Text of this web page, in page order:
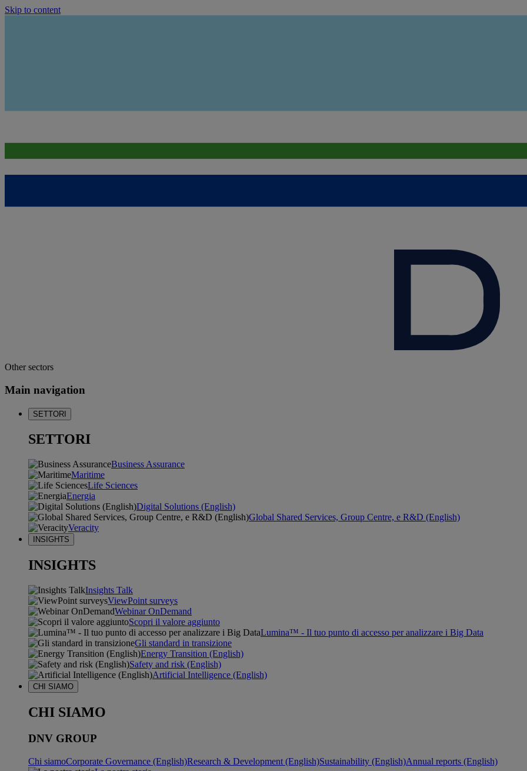
Skip to content
Other sectors
Main navigation
SETTORI
SETTORI
Business Assurance
Maritime
Life Sciences
Energia
Digital Solutions (English)
Global Shared Services, Group Centre, e R&D (English)
Veracity
INSIGHTS
INSIGHTS
Insights Talk
ViewPoint surveys
Webinar OnDemand
Scopri il valore aggiunto
Lumina™ - Il tuo punto di accesso per analizzare i Big Data
Gli standard in transizione
Energy Transition (English)
Safety and risk (English)
Artificial Intelligence (English)
CHI SIAMO
CHI SIAMO
DNV GROUP
Chi siamoCorporate Governance (English)Research & Development (English)Sustainability (English)Annual reports (English)